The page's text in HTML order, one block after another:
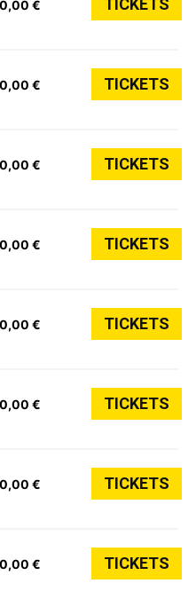
€ TICKETS
€ TICKETS
€ TICKETS
€ TICKETS
€ TICKETS
€ TICKETS
€ TICKETS
€ TICKETS